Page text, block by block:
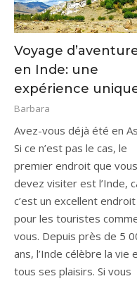
Voyage
en Inde: une
expérience
Barbara
Avez-vous déjà été en
Si ce n’est pas le cas, le
premier endroit que vous
devez visiter est l’Inde,
c’est un excellent endroit
pour les touristes
vous. Depuis près de 5
ans, l’Inde célèbre la vie
tous ses plaisirs. Si vous